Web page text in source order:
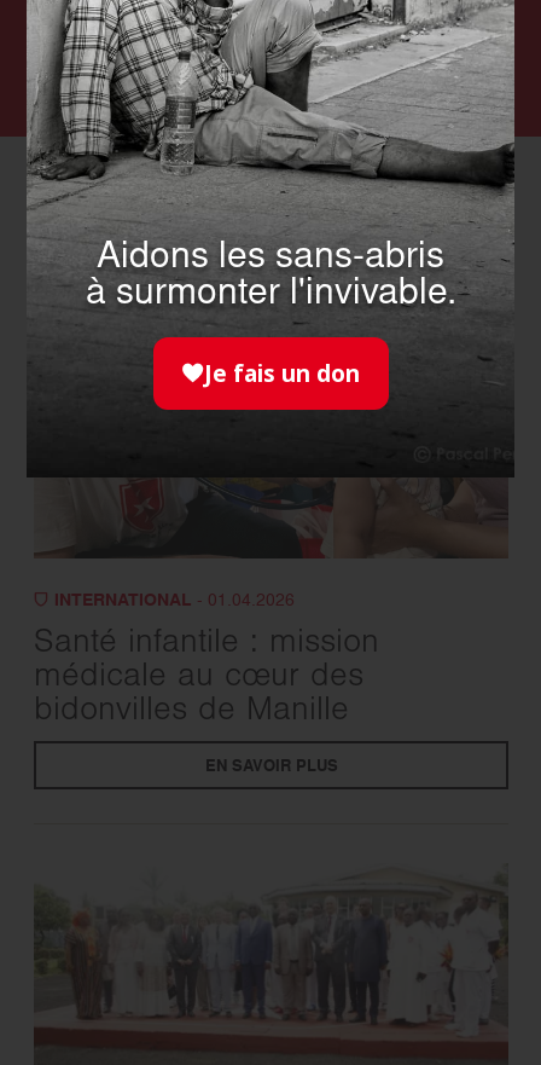
FAIRE UN DON
Actualités qui pourraient vous intéresser
INTERNATIONAL - 01.04.2026
Santé infantile : mission
médicale au cœur des
bidonvilles de Manille
EN SAVOIR PLUS
Aidons les sans-abris
à surmonter l'invivable.
Je fais un don